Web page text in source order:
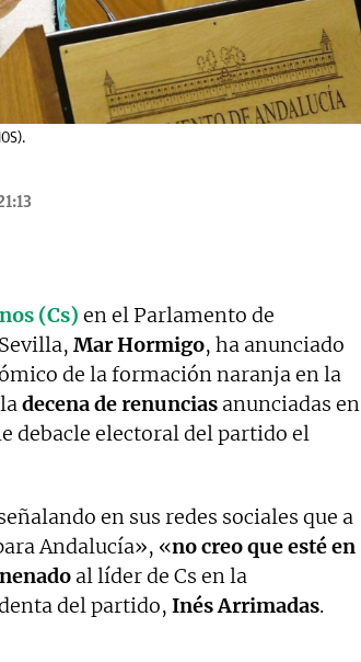
(Cs) en el Parlamento de
Mar Hormigo, ha anunciado
de la formación naranja en la
decena de renuncias anunciadas en
debacle electoral del partido el
en sus redes sociales que a
Andalucía», «no creo que esté en
al líder de Cs en la
del partido, Inés Arrimadas.